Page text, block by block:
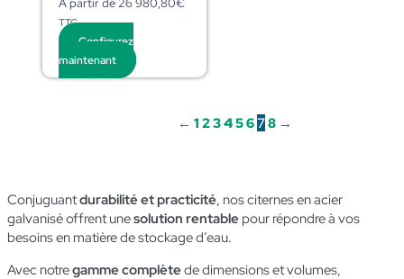
TTC
Configurez
maintenant
← 1 2345678 →
Conjuguantdurabilité et practicité, nos citernes en acier
galvanisé offrent unesolution rentablepour répondre à vos
besoins en matière de stockage d’eau.
Avec notregamme complètede dimensions et volumes,